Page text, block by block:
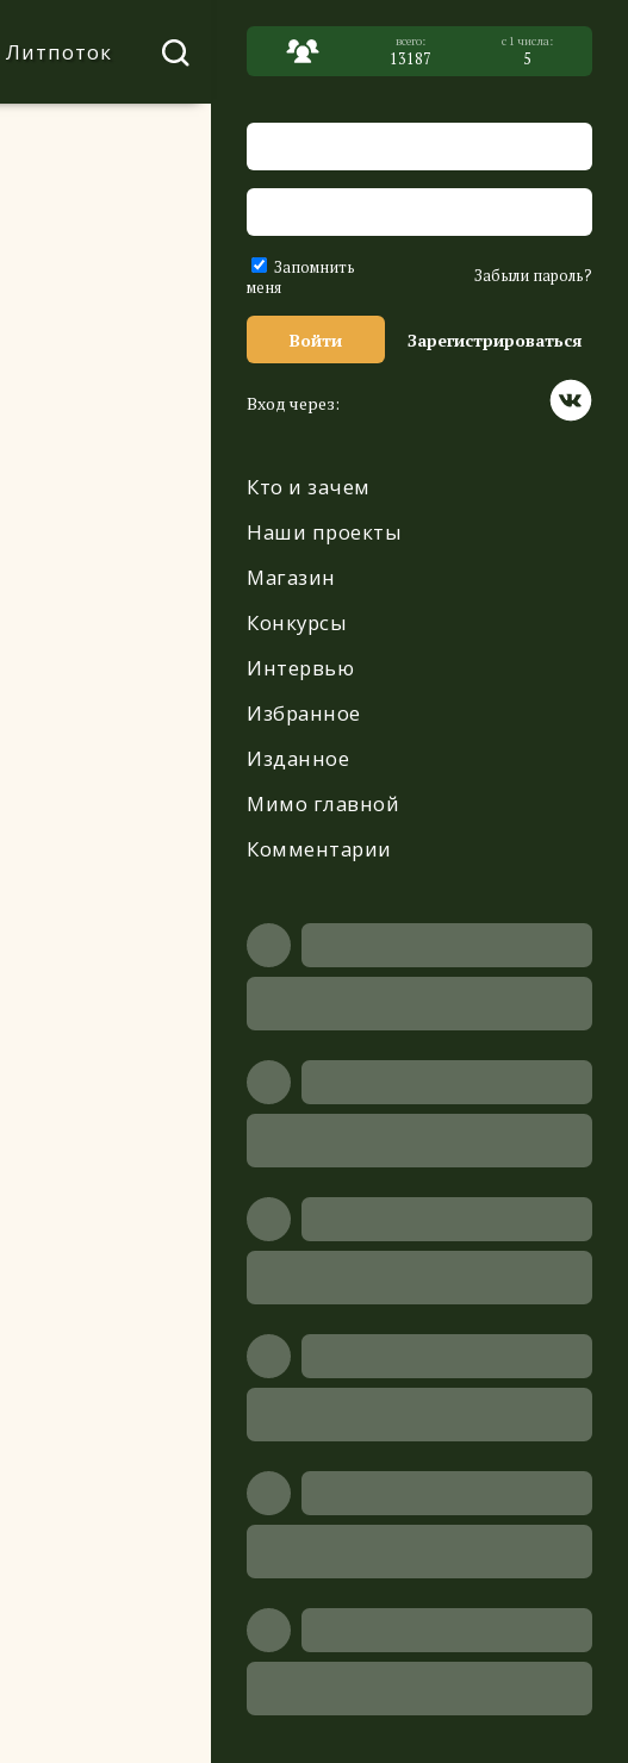
13187 5
Запомнить
меня
Забыли пароль?
Войти Зарегистрироваться
Вход через:
Кто и зачем
Наши проекты
Магазин
Конкурсы
Интервью
Избранное
Изданное
Мимо главной
Комментарии
Литпоток